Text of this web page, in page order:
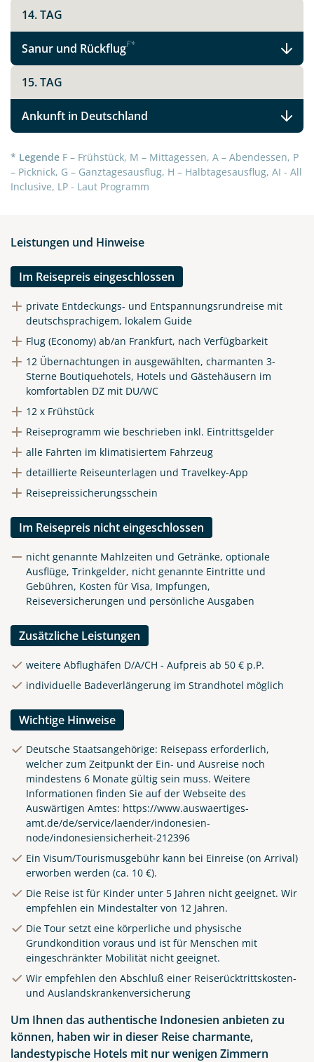
Instagram
X
WhatsApp
Telegram
Link kopieren
14. TAG
Sanur und RückflugF*
15. TAG
Ankunft in Deutschland
* Legende F – Frühstück, M – Mittagessen, A – Abendessen, P
– Picknick, G – Ganztagesausflug, H – Halbtagesausflug, AI - All
Inclusive, LP - Laut Programm
Leistungen und Hinweise
Im Reisepreis eingeschlossen
private Entdeckungs- und Entspannungsrundreise mit
deutschsprachigem, lokalem Guide
Flug (Economy) ab/an Frankfurt, nach Verfügbarkeit
12 Übernachtungen in ausgewählten, charmanten 3-
Sterne Boutiquehotels, Hotels und Gästehäusern im
komfortablen DZ mit DU/WC
12 x Frühstück
Reiseprogramm wie beschrieben inkl. Eintrittsgelder
alle Fahrten im klimatisiertem Fahrzeug
detaillierte Reiseunterlagen und Travelkey-App
Reisepreissicherungsschein
Im Reisepreis nicht eingeschlossen
nicht genannte Mahlzeiten und Getränke, optionale
Ausflüge, Trinkgelder, nicht genannte Eintritte und
Gebühren, Kosten für Visa, Impfungen,
Reiseversicherungen und persönliche Ausgaben
Zusätzliche Leistungen
weitere Abflughäfen D/A/CH - Aufpreis ab 50 € p.P.
individuelle Badeverlängerung im Strandhotel möglich
Wichtige Hinweise
Deutsche Staatsangehörige: Reisepass erforderlich,
welcher zum Zeitpunkt der Ein- und Ausreise noch
mindestens 6 Monate gültig sein muss. Weitere
Informationen finden Sie auf der Webseite des
Auswärtigen Amtes: https://www.auswaertiges-
amt.de/de/service/laender/indonesien-
node/indonesiensicherheit-212396
Ein Visum/Tourismusgebühr kann bei Einreise (on Arrival)
erworben werden (ca. 10 €).
Die Reise ist für Kinder unter 5 Jahren nicht geeignet. Wir
empfehlen ein Mindestalter von 12 Jahren.
Die Tour setzt eine körperliche und physische
Grundkondition voraus und ist für Menschen mit
eingeschränkter Mobilität nicht geeignet.
Wir empfehlen den Abschluß einer Reiserücktrittskosten-
und Auslandskrankenversicherung
Um Ihnen das authentische Indonesien anbieten zu
können, haben wir in dieser Reise charmante,
landestypische Hotels mit nur wenigen Zimmern